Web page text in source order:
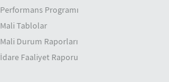
Performans Programı
Mali Tablolar
Mali Durum Raporları
İdare Faaliyet Raporu